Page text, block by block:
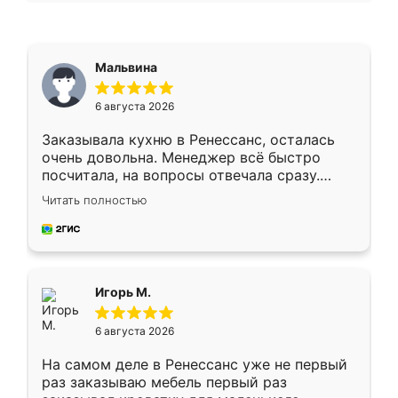
Мальвина
6 августа 2026
Заказывала кухню в Ренессанс, осталась
очень довольна. Менеджер всё быстро
посчитала, на вопросы отвечала сразу.
Замерщик приехал в субботу, подошёл к
делу со всей ответственностью. Собрали
за день, ребята работали аккуратно, даже
Читать полностью
Игорь М.
6 августа 2026
На самом деле в Ренессанс уже не первый
раз заказываю мебель первый раз